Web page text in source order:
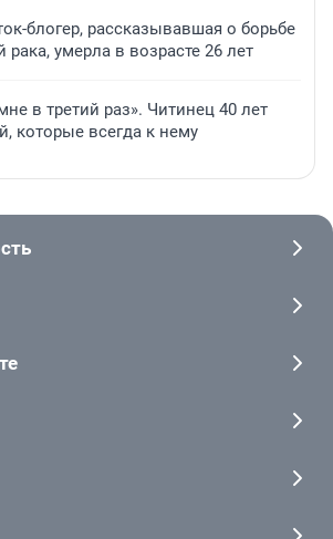
блогер, рассказывавшая о борьбе
умерла в возрасте 26 лет
в третий раз». Читинец 40 лет
которые всегда к нему